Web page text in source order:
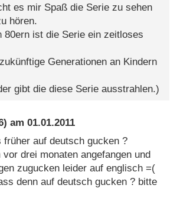
es mir Spaß die Serie zu sehen
hören.
80ern ist die Serie ein zeitloses
Generationen an Kindern
gibt die diese Serie ausstrahlen.)
am01.01.2011
früher auf deutsch gucken ?
drei monaten angefangen und
zugucken leider auf englisch =(
denn auf deutsch gucken ? bitte